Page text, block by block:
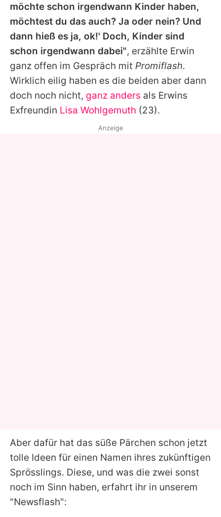
möchte schon irgendwann Kinder haben,
möchtest du das auch? Ja oder nein? Und
dann hieß es ja, ok!' Doch, Kinder sind
schon irgendwann dabei", erzählte Erwin
ganz offen im Gespräch mit Promiflash.
Wirklich eilig haben es die beiden aber dann
doch noch nicht, ganz anders als Erwins
Exfreundin Lisa Wohlgemuth (23).
Aber dafür hat das süße Pärchen schon jetzt
tolle Ideen für einen Namen ihres zukünftigen
Sprösslings. Diese, und was die zwei sonst
noch im Sinn haben, erfahrt ihr in unserem
"Newsflash":
Anzeige